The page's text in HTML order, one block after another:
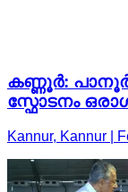
കണ്ണൂർ:
സ്ഫോടനം
Kannur, Kannur |